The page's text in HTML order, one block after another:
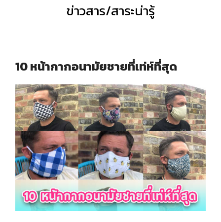
ข่าวสาร/สาระน่ารู้
10 หน้ากากอนามัยชายที่เท่ห์ที่สุด